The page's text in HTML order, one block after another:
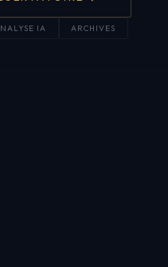
IA ARCHIVES